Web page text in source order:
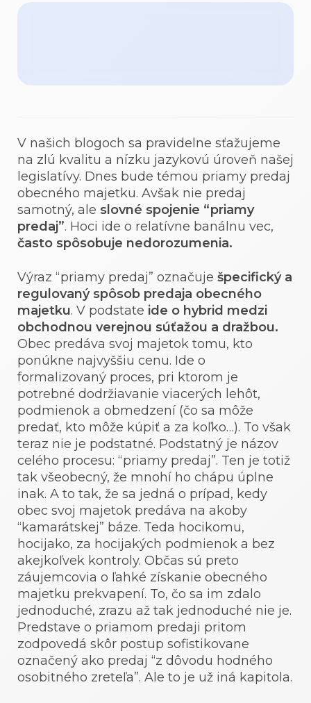
V našich blogoch sa pravidelne sťažujeme
na zlú kvalitu a nízku jazykovú úroveň našej
legislatívy. Dnes bude témou priamy predaj
obecného majetku. Avšak nie predaj
samotný, ale slovné spojenie “priamy
predaj”. Hoci ide o relatívne banálnu vec,
často spôsobuje nedorozumenia.
Výraz “priamy predaj” označuje špecifický a
regulovaný spôsob predaja obecného
majetku. V podstate ide o hybrid medzi
obchodnou verejnou súťažou a dražbou.
Obec predáva svoj majetok tomu, kto
ponúkne najvyššiu cenu. Ide o
formalizovaný proces, pri ktorom je
potrebné dodržiavanie viacerých lehôt,
podmienok a obmedzení (čo sa môže
predať, kto môže kúpiť a za koľko…). To však
teraz nie je podstatné. Podstatný je názov
celého procesu: “priamy predaj”. Ten je totiž
tak všeobecný, že mnohí ho chápu úplne
inak. A to tak, že sa jedná o prípad, kedy
obec svoj majetok predáva na akoby
“kamarátskej” báze. Teda hocikomu,
hocijako, za hocijakých podmienok a bez
akejkoľvek kontroly. Občas sú preto
záujemcovia o ľahké získanie obecného
majetku prekvapení. To, čo sa im zdalo
jednoduché, zrazu až tak jednoduché nie je.
Predstave o priamom predaji pritom
zodpovedá skôr postup sofistikovane
označený ako predaj “z dôvodu hodného
osobitného zreteľa”. Ale to je už iná kapitola.